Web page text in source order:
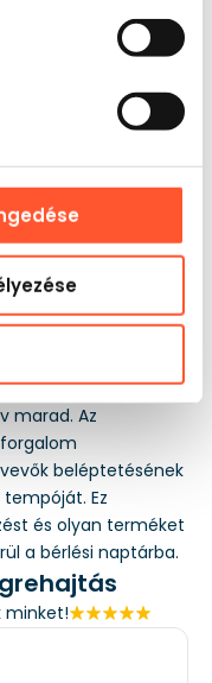
fesztiválok,
és városi
kombinációja
a zóna folyamatos
marad. Az
beléptetésének
Ez
és olyan terméket
a bérlési naptárba.
minket!